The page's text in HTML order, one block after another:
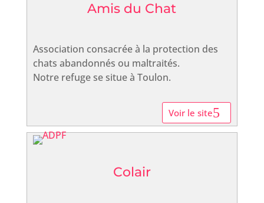
Amis du Chat
Association consacrée à la protection des
chats abandonnés ou maltraités.
Notre refuge se situe à Toulon.
Voir le site
Colair